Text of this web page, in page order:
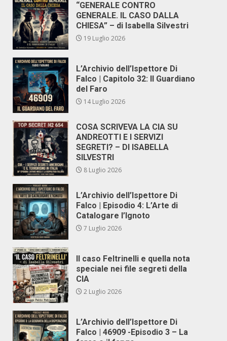
“GENERALE CONTRO
GENERALE. IL CASO DALLA
CHIESA” – di Isabella Silvestri
19 Luglio 2026
L’Archivio dell’Ispettore Di
Falco | Capitolo 32: Il Guardiano
del Faro
14 Luglio 2026
COSA SCRIVEVA LA CIA SU
ANDREOTTI E I SERVIZI
SEGRETI? – DI ISABELLA
SILVESTRI
8 Luglio 2026
L’Archivio dell’Ispettore Di
Falco | Episodio 4: L’Arte di
Catalogare l’Ignoto
7 Luglio 2026
Il caso Feltrinelli e quella nota
speciale nei file segreti della
CIA
2 Luglio 2026
L’Archivio dell’Ispettore Di
Falco | 46909 -Episodio 3 – La